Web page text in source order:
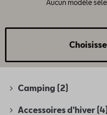
Aucun modèle
Camping (2)
Accessoires d'hiver (4)